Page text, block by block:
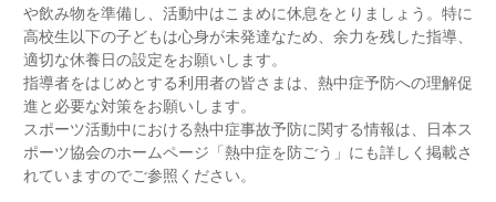
や飲み物を準備し、活動中はこまめに休息をとりましょう。特に
高校生以下の子どもは心身が未発達なため、余力を残した指導、
適切な休養日の設定をお願いします。
指導者をはじめとする利用者の皆さまは、熱中症予防への理解促
進と必要な対策をお願いします。
スポーツ活動中における熱中症事故予防に関する情報は、
日本ス
ポーツ協会のホームページ「熱中症を防ごう」 にも詳しく掲載さ
れていますのでご参照ください。